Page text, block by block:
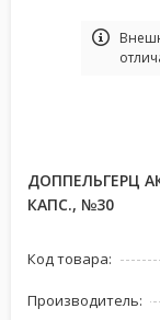
ДОППЕЛЬГЕРЦ
КАПС., №30
Код товара:
Производитель: